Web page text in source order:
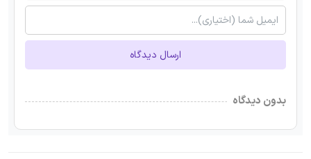
ارسال دیدگاه
بدون دیدگاه